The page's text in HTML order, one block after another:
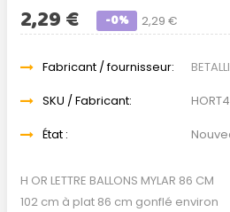
2,29 €
2,29 € -0%
Fabricant / fournisseur:
SKU / Fabricant:
État :
H OR LETTRE BALLONS MYLAR 86 CM
102 cm à plat 86 cm gonflé environ